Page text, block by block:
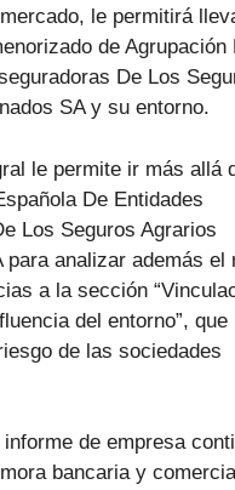
le permitirá
de Agrupación
De Los
SA y su entorno.
le permite ir más allá
De Entidades
Los Seguros Agrarios
para analizar además el
a la sección
del entorno”, que
de las sociedades
de empresa
bancaria y